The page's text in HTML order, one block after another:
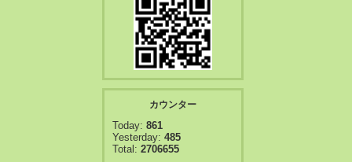
カウンター
Today: 861
Yesterday: 485
Total: 2706655